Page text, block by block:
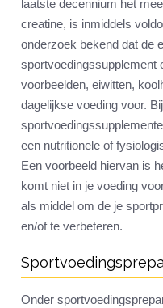
laatste decennium het
creatine, is inmiddels
onderzoek bekend dat de
sportvoedingssupplement
voorbeelden, eiwitten,
dagelijkse voeding voor.
een nutritionele of
Een voorbeeld hiervan is
komt niet in je voeding
als middel om de je
en/of te verbeteren.
Onder